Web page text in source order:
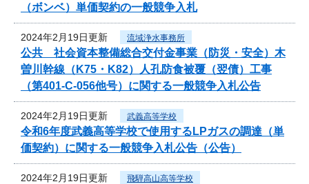
（ボンベ）単価契約の一般競争入札
2024年2月19日更新 流域浄水事務所
公共 社会資本整備総合交付金事業（防災・安全）木
曽川幹線（K75・K82）人孔防食被覆（翌債）工事
（第401-C-056他号）に関する一般競争入札公告
2024年2月19日更新 武義高等学校
令和6年度武義高等学校で使用するLPガスの調達（単
価契約）に関する一般競争入札公告（公告）
2024年2月19日更新 飛騨高山高等学校